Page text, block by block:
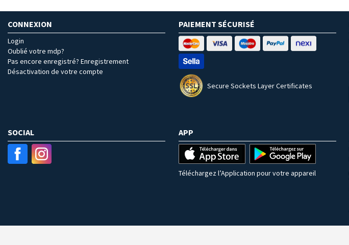
CONNEXION
Login
Oublié votre mdp?
Pas encore enregistré? Enregistrement
Désactivation de votre compte
PAIEMENT SÉCURISÉ
Secure Sockets Layer Certificates
SOCIAL APP
Téléchargez l’Application pour votre appareil